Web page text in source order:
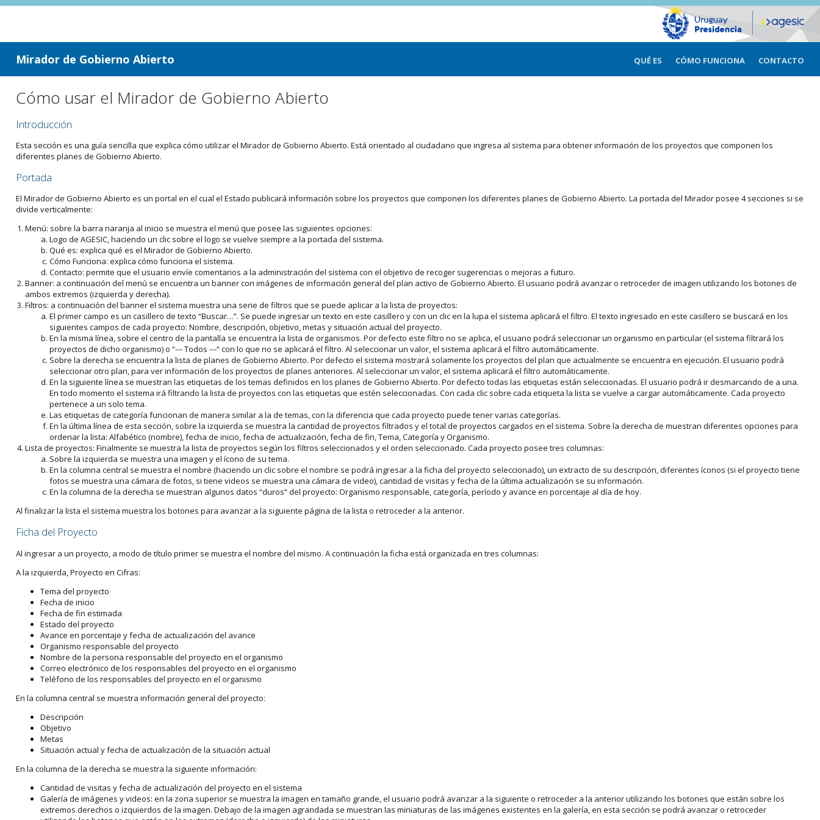
ir a contenido
ir al menú
Mirador de Gobierno Abierto QUÉ ES CÓMO FUNCIONA CONTACTO
Cómo usar el Mirador de Gobierno Abierto
Introducción
Esta sección es una guía sencilla que explica cómo utilizar el Mirador de Gobierno Abierto. Está orientado al ciudadano que ingresa al sistema para obtener información de los proyectos que componen los
diferentes planes de Gobierno Abierto.
Portada
El Mirador de Gobierno Abierto es un portal en el cual el Estado publicará información sobre los proyectos que componen los diferentes planes de Gobierno Abierto. La portada del Mirador posee 4 secciones si se
divide verticalmente:
Menú: sobre la barra naranja al inicio se muestra el menú que posee las siguientes opciones:
Logo de AGESIC, haciendo un clic sobre el logo se vuelve siempre a la portada del sistema.
Qué es: explica qué es el Mirador de Gobierno Abierto.
Cómo Funciona: explica cómo funciona el sistema.
Contacto: permite que el usuario envíe comentarios a la administración del sistema con el objetivo de recoger sugerencias o mejoras a futuro.
Banner: a continuación del menú se encuentra un banner con imágenes de información general del plan activo de Gobierno Abierto. El usuario podrá avanzar o retroceder de imagen utilizando los botones de
ambos extremos (izquierda y derecha).
Filtros: a continuación del banner el sistema muestra una serie de filtros que se puede aplicar a la lista de proyectos:
El primer campo es un casillero de texto “Buscar…”. Se puede ingresar un texto en este casillero y con un clic en la lupa el sistema aplicará el filtro. El texto ingresado en este casillero se buscará en los
siguientes campos de cada proyecto: Nombre, descripción, objetivo, metas y situación actual del proyecto.
En la misma línea, sobre el centro de la pantalla se encuentra la lista de organismos. Por defecto este filtro no se aplica, el usuario podrá seleccionar un organismo en particular (el sistema filtrará los
proyectos de dicho organismo) o “--- Todos ---“ con lo que no se aplicará el filtro. Al seleccionar un valor, el sistema aplicará el filtro automáticamente.
Sobre la derecha se encuentra la lista de planes de Gobierno Abierto. Por defecto el sistema mostrará solamente los proyectos del plan que actualmente se encuentra en ejecución. El usuario podrá
seleccionar otro plan, para ver información de los proyectos de planes anteriores. Al seleccionar un valor, el sistema aplicará el filtro automáticamente.
En la siguiente línea se muestran las etiquetas de los temas definidos en los planes de Gobierno Abierto. Por defecto todas las etiquetas están seleccionadas. El usuario podrá ir desmarcando de a una.
En todo momento el sistema irá filtrando la lista de proyectos con las etiquetas que estén seleccionadas. Con cada clic sobre cada etiqueta la lista se vuelve a cargar automáticamente. Cada proyecto
pertenece a un solo tema.
Las etiquetas de categoría funcionan de manera similar a la de temas, con la diferencia que cada proyecto puede tener varias categorías.
En la última línea de esta sección, sobre la izquierda se muestra la cantidad de proyectos filtrados y el total de proyectos cargados en el sistema. Sobre la derecha de muestran diferentes opciones para
ordenar la lista: Alfabético (nombre), fecha de inicio, fecha de actualización, fecha de fin, Tema, Categoría y Organismo.
Lista de proyectos: Finalmente se muestra la lista de proyectos según los filtros seleccionados y el orden seleccionado. Cada proyecto posee tres columnas:
Sobre la izquierda se muestra una imagen y el ícono de su tema.
En la columna central se muestra el nombre (haciendo un clic sobre el nombre se podrá ingresar a la ficha del proyecto seleccionado), un extracto de su descripción, diferentes íconos (si el proyecto tiene
fotos se muestra una cámara de fotos, si tiene videos se muestra una cámara de video), cantidad de visitas y fecha de la última actualización se su información.
En la columna de la derecha se muestran algunos datos “duros” del proyecto: Organismo responsable, categoría, período y avance en porcentaje al día de hoy.
Al finalizar la lista el sistema muestra los botones para avanzar a la siguiente página de la lista o retroceder a la anterior.
Ficha del Proyecto
Al ingresar a un proyecto, a modo de título primer se muestra el nombre del mismo. A continuación la ficha está organizada en tres columnas:
A la izquierda, Proyecto en Cifras:
Tema del proyecto
Fecha de inicio
Fecha de fin estimada
Estado del proyecto
Avance en porcentaje y fecha de actualización del avance
Organismo responsable del proyecto
Nombre de la persona responsable del proyecto en el organismo
Correo electrónico de los responsables del proyecto en el organismo
Teléfono de los responsables del proyecto en el organismo
En la columna central se muestra información general del proyecto:
Descripción
Objetivo
Metas
Situación actual y fecha de actualización de la situación actual
En la columna de la derecha se muestra la siguiente información:
Cantidad de visitas y fecha de actualización del proyecto en el sistema
Galería de imágenes y videos: en la zona superior se muestra la imagen en tamaño grande, el usuario podrá avanzar a la siguiente o retroceder a la anterior utilizando los botones que están sobre los
extremos derechos o izquierdos de la imagen. Debajo de la imagen agrandada se muestran las miniaturas de las imágenes existentes en la galería, en esta sección se podrá avanzar o retroceder